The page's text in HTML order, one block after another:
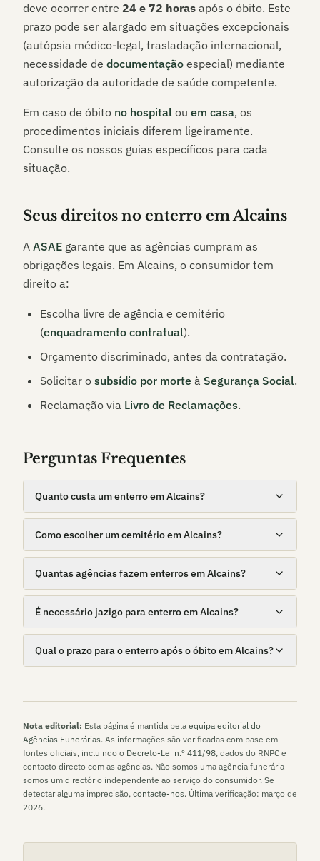
deve ocorrer entre 24 e 72 horas após o óbito. Este
prazo pode ser alargado em situações excepcionais
(autópsia médico-legal, trasladação internacional,
necessidade de documentação especial) mediante
autorização da autoridade de saúde competente.
Em caso de óbito no hospital ou em casa, os
procedimentos iniciais diferem ligeiramente.
Consulte os nossos guias específicos para cada
situação.
Seus direitos no enterro emAlcains
A ASAE garante que as agências cumpram as
obrigações legais. Em Alcains, o consumidor tem
direito a:
Escolha livre de agência e cemitério
(enquadramento contratual).
Orçamento discriminado, antes da contratação.
Solicitar o subsídio por morte à Segurança Social.
Reclamação via Livro de Reclamações.
Perguntas Frequentes
Quanto custa um enterro em Alcains?
Como escolher um cemitério em Alcains?
Quantas agências fazem enterros em Alcains?
É necessário jazigo para enterro em Alcains?
Qual o prazo para o enterro após o óbito em Alcains?
Nota editorial: Esta página é mantida pela equipa editorial do
Agências Funerárias. As informações são verificadas com base em
fontes oficiais, incluindo o Decreto-Lei n.º 411/98, dados do RNPC e
contacto directo com as agências. Não somos uma agência funerária —
somos um directório independente ao serviço do consumidor. Se
detectar alguma imprecisão, contacte-nos. Última verificação: março de
2026.